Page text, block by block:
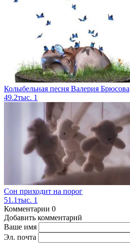
Колыбельная песня Валерия Брюсова
49.2тыс. 1
Сон приходит на порог
51.1тыс. 1
Комментарии 0
Добавить комментарий
Ваше имя
Эл. почта